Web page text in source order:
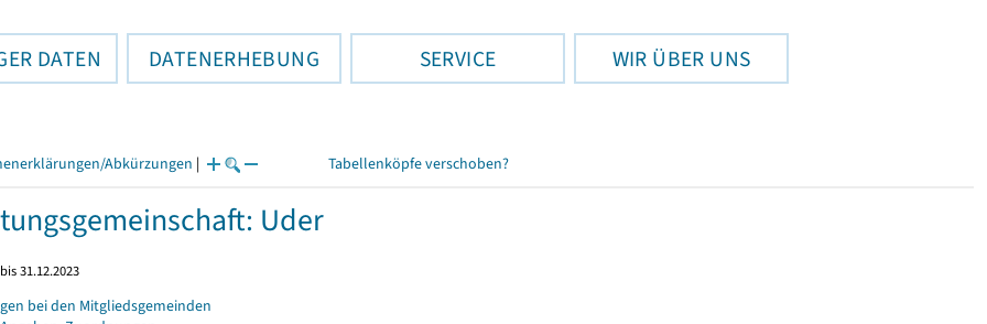
DATEN DATENERHEBUNG SERVICE WIR ÜBER UNS
Abkürzungen | Tabellenköpfe verschoben?
Uder
31.12.2023
bei den Mitgliedsgemeinden